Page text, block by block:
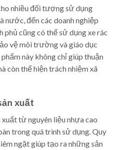
nhiều đối tượng sử dụng
nước, đến các doanh nghiệp
phủ cũng có thể sử dụng xe rác
vệ môi trường và giáo dục
này không chỉ giúp thuận
còn thể hiện trách nhiệm xã
xuất
từ nguyên liệu nhựa cao
trong quá trình sử dụng. Quy
ngặt giúp tạo ra những sản